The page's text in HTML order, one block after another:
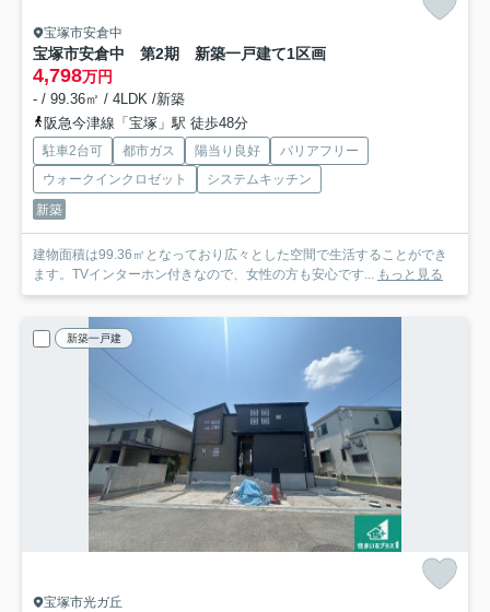
宝塚市安倉中
宝塚市安倉中 第2期 新築一戸建て1区画
4,798万円
- / 99.36㎡ / 4LDK /新築
阪急今津線「宝塚」駅 徒歩48分
駐車2台可 都市ガス 陽当り良好
バリアフリー
ウォークインクロゼット
システムキッチン
新築
建物面積は99.36㎡となっており広々とした空間で生活することができ
ます。TVインターホン付きなので、女性の方も安心です...
もっと見る
新築一戸建
宝塚市光ガ丘